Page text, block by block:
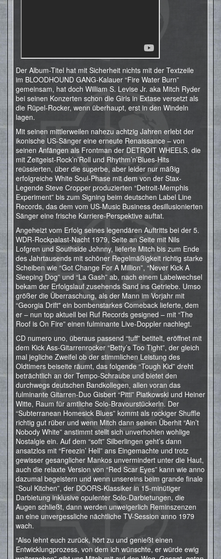
Der Album-Titel hat mit Sicherheit nichts mit der Textzeile
im BLOODHOUND GANG-Kalauer “Fire Water Burn”
gemeinsam, hat doch William S. Levise Jr. aka Mitch Ryder
bei seinen Konzerten schon die Girls in Extase versetzt als
die Rüpel-Rocker, wenn überhaupt, erst in den Windeln
lagen.
Mit seinen mittlerweilen nahezu achtzig Jahren erlebt der
ikonische US-Sänger eine erneute Renaissance – von
seinen Anfängen als Frontman der DETROIT WHEELS, die
mit Zeitgeist-Rock’n’Roll und Rhythm’n’Blues-Hits
reüssierten, über die superbe, aber leider nur mäßig
erfolgreiche White Soul-Phase mit dem von der Stax-
Legende Steve Cropper produzierten “Detroit-Memphis
Experiment” bis zum Signing beim deutschen Label Line
Records, das dem vom US-Music Business desillusionierten
Sänger eine frische Karriere-Perspektive auftat.
Angeheizt vom Erfolg seines legendären Auftritts bei der 5.
WDR-Rockpalast-Nacht 1979, Seite an Seite mit Nils
Lofgren und Southside Johnny, lieferte Mitch bis zum Ende
des Jahrtausends mit schöner Regelmäßigkeit richtig starke
Scheiben wie “Got Change For A Million”, “Never Kick A
Sleeping Dog” und “La Gash” ab, nach einem Labelwechsel
bekam der Erfolgslauf zusehends Sand ins Getriebe. Umso
größer die Überraschung, als der Mann im Vorjahr mit
“Georgia Drift" ein bombenstarkes Comeback lieferte, dem
er – nun top aktuell bei Ruf Records gesigned – mit “The
Roof is On Fire” einen fulminante Live-Doppler nachlegt.
CD numero uno, überaus passend “tuff” betitelt, eröffnet mit
dem Kick Ass-Gitarrenrocker “Betty’s Too Tight”, der gleich
mal jegliche Zweifel ob der stimmlichen Leistung des
Oldtimers beiseite räumt, das folgende “Tough Kid” dreht
beträchtlich an der Tempo-Schraube und bietet den
durchwegs deutschen Bandkollegen, allen voran das
fulminante Gitarren-Duo Gisbert “Pitti” Piatkowski und Heiner
Witte, Raum für amtliche Solo-Bravourstückerln. Der
“Subterranean Homesick Blues” kommt als rockiger Shuffle
richtig gut rüber und wenn Mitch dann seinen Überhit “Ain’t
Nobody White” anstimmt stellt sich unverhohlen wohlige
Nostalgie ein. Auf dem “soft” Silberlingen geht’s dann
ansatzlos mit “Freezin’ Hell” ans Eingemachte und trotz
gewisser gesanglicher Mankos unvermindert unter die Haut,
auch die relaxte Version von “Red Scar Eyes” kann wie anno
dazumal begeistern und wenn unsereins beim grande finale
“Soul Kitchen”, der DOORS-Klassiker in 15-minütiger
Darbietung inklusive opulenter Solo-Darbietungen, die
Augen schließt, dann werden unweigerlich Reminszenzen
an eine unvergessliche nächtliche TV-Session anno 1979
wach.
“Also lehnt euch zurück, hört zu und genießt einen
Entwicklungprozess, von dem ich wünschte, er würde ewig